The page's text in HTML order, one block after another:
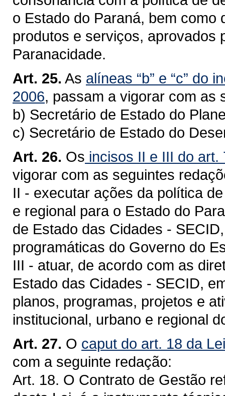
o Estado do Paraná, bem
produtos e serviços, aprovados
Paranacidade.
Art. 25. As alíneas “b” e “c” do
2006, passam a vigorar com as
b) Secretário de Estado do
c) Secretário de Estado do
Art. 26. Os incisos II e III do art.
vigorar com as seguintes
II - executar ações da política
e regional para o Estado do
de Estado das Cidades -
programáticas do Governo do
III - atuar, de acordo com as
Estado das Cidades - SECID,
planos, programas, projetos e
institucional, urbano e regional
Art. 27. O caput do art. 18 da
com a seguinte redação:
Art. 18. O Contrato de Gestão